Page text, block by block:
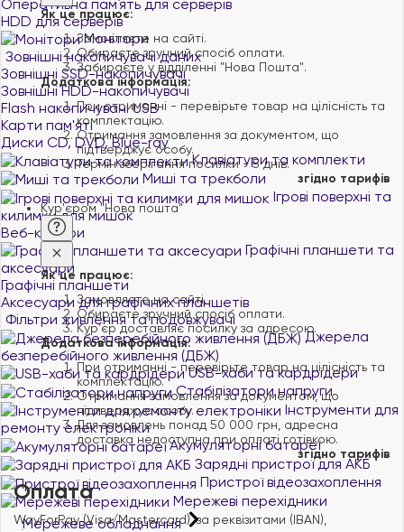
Оперативна пам`ять для серверів
HDD для серверів
Монітори
Зовнішні накопичувачі даних
Зовнішні SSD-накопичувачі
Зовнішні HDD-накопичувачі
Flash накопичувачі USB
Карти пам'яті
Диски CD, DVD, Blue-ray
Клавіатури та комплекти
Миші та трекболи
Ігрові поверхні та
килимки для мишок
Веб-камери
Графічні планшети та
аксесуари
Графічні планшети
Аксесуари для графічних планшетів
Фільтри живлення та подовжувачі
Джерела
безперебійного живлення (ДБЖ)
USB-хаби та кардрідери
Стабілізатори напруги
Інструменти для
ремонту електроніки
Акумуляторні батареї
Зарядні пристрої для АКБ
Пристрої відеозахоплення
Мережеві перехідники
Мережеве обладнання
Як це працює:
Замовляєте на сайті.
Обираєте зручний спосіб оплати.
Забираєте у відділенні "Нова Пошта".
Додаткова інформація:
При отриманні - перевірьте товар на цілісність та
комплектацію.
Отримання замовлення за документом, що
підтверджує особу.
Термін зберігання посилки - 5 днів.
згідно тарифів
Кур'єром "Нова пошта"
Як це працює:
Замовляєте на сайті.
Обираєте зручний спосіб оплати.
Курʼєр доставляє посилку за адресою.
Додаткова інформація:
При отриманні - перевірьте товар на цілісність та
комплектацію.
Отримання замовлення за документом, що
підтверджує особу.
Для замовлень понад 50 000 грн, адресна
доставка недоступна при оплаті готівкою.
згідно тарифів
Оплата
WayForPay (Visa/Mastercard), за реквізитами (IBAN),